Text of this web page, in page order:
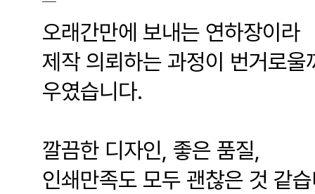
오래간만에 보내는 연하장이라
제작 의뢰하는 과정이 번거로울
우였습니다.
깔끔한 디자인, 좋은 품질,
인쇄만족도 모두 괜찮은 것 같